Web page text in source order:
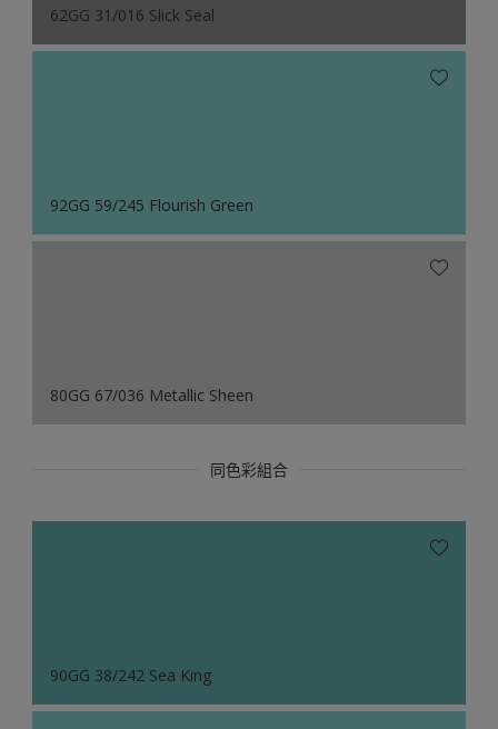
62GG 31/016 Slick Seal
92GG 59/245 Flourish Green
80GG 67/036 Metallic Sheen
同色彩組合
90GG 38/242 Sea King